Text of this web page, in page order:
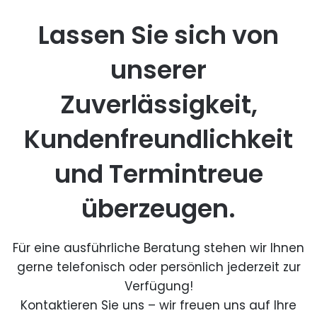
Lassen Sie sich von
unserer
Zuverlässigkeit,
Kundenfreundlichkeit
und Termintreue
überzeugen.
Für eine ausführliche Beratung stehen wir Ihnen
gerne telefonisch oder persönlich jederzeit zur
Verfügung!
Kontaktieren Sie uns – wir freuen uns auf Ihre